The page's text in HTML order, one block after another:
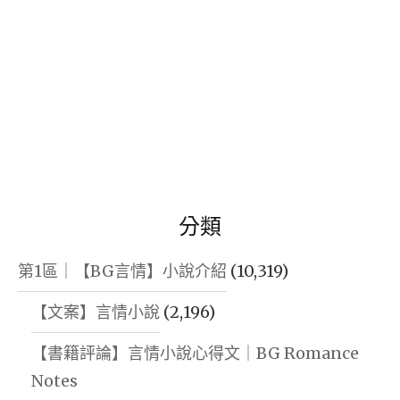
分類
第1區｜【BG言情】小說介紹 (10,319)
【文案】言情小說 (2,196)
【書籍評論】言情小說心得文｜BG Romance
Notes